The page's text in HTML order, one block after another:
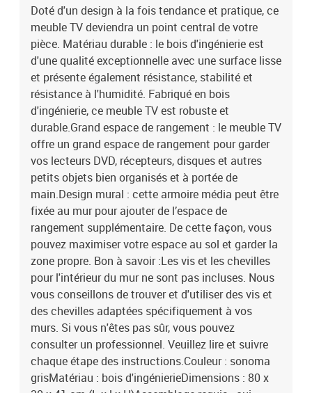
Doté d'un design à la fois tendance et pratique, ce
meuble TV deviendra un point central de votre
pièce. Matériau durable : le bois d'ingénierie est
d'une qualité exceptionnelle avec une surface lisse
et présente également résistance, stabilité et
résistance à l'humidité. Fabriqué en bois
d'ingénierie, ce meuble TV est robuste et
durable.Grand espace de rangement : le meuble TV
offre un grand espace de rangement pour garder
vos lecteurs DVD, récepteurs, disques et autres
petits objets bien organisés et à portée de
main.Design mural : cette armoire média peut être
fixée au mur pour ajouter de l’espace de
rangement supplémentaire. De cette façon, vous
pouvez maximiser votre espace au sol et garder la
zone propre. Bon à savoir :Les vis et les chevilles
pour l'intérieur du mur ne sont pas incluses. Nous
vous conseillons de trouver et d'utiliser des vis et
des chevilles adaptées spécifiquement à vos
murs. Si vous n'êtes pas sûr, vous pouvez
consulter un professionnel. Veuillez lire et suivre
chaque étape des instructions.Couleur : sonoma
grisMatériau : bois d'ingénierieDimensions : 80 x